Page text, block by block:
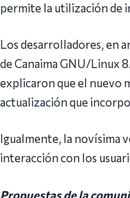
permite la utilización de
Los desarrolladores, en
de Canaima GNU/Linux
explicaron que el nuevo
actualización que
Igualmente, la novísima
interacción con los
Propuestas de la